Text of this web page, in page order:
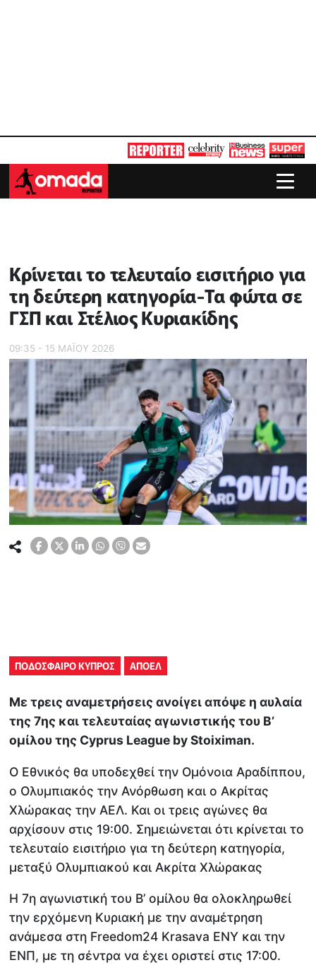
Κρίνεται το τελευταίο εισιτήριο για
τη δεύτερη κατηγορία-Τα φώτα σε
ΓΣΠ και Στέλιος Κυριακίδης
09:35 - 15 ΜΑΪ́ΟΥ 2026
ΠΟΔΟΣΦΑΙΡΟ ΚΥΠΡΟΣ ΑΠΟΕΛ
Με τρεις αναμετρήσεις ανοίγει απόψε η αυλαία
της 7ης και τελευταίας αγωνιστικής του Β’
ομίλου της Cyprus League by Stoiximan.
Ο Εθνικός θα υποδεχθεί την Ομόνοια Αραδίππου,
ο Ολυμπιακός την Ανόρθωση και ο Ακρίτας
Χλώρακας την ΑΕΛ. Και οι τρεις αγώνες θα
αρχίσουν στις 19:00. Σημειώνεται ότι κρίνεται το
τελευταίο εισιτήριο για τη δεύτερη κατηγορία,
μεταξύ Ολυμπιακού και Ακρίτα Χλώρακας
Η 7η αγωνιστική του Β’ ομίλου θα ολοκληρωθεί
την ερχόμενη Κυριακή με την αναμέτρηση
ανάμεσα στη Freedom24 Krasava ΕΝΥ και την
ΕΝΠ, με τη σέντρα να έχει οριστεί στις 17:00.